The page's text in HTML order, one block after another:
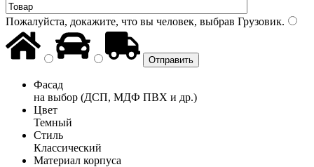
Пожалуйста, докажите, что вы человек, выбрав Грузовик.
Фасад
на выбор (ДСП, МДФ ПВХ и др.)
Цвет
Темный
Стиль
Классический
Материал корпуса